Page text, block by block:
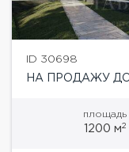
ID 30698
НА ПРОДАЖУ
площадь
1200 м2